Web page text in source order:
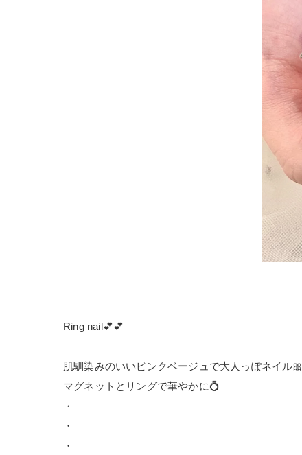
Ring nail💕💕
肌馴染みのいいピンクベージュで大人っぽネイル🎀
マグネットとリングで華やかに💍
・
・
・